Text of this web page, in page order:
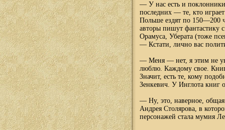
— У нас есть и
последних — те, кто
Польше ездят по 150—200
авторы пишут фантастику
Орамуса, Уберата (тоже
— Кстати, лично вас
— Меня — нет, я этим не
люблю. Каждому свое.
Значит, есть те, кому
Зенкевич. У Инглота книг
— Ну, это, наверное, общая
Андрея Столярова, в
персонажей стала мумия